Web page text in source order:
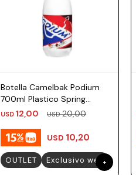
Botella Camelbak Podium
700ml Plastico Spring
Summer
USD 12,00 USD 20,00
USD 10,20
OUTLET Exclusivo web